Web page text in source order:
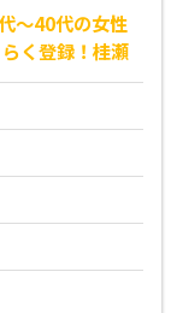
～40代の女性
く登録！桂瀬